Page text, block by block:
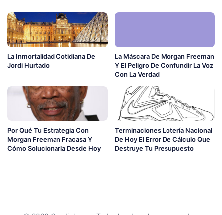
La Inmortalidad Cotidiana De
Jordi Hurtado
La Máscara De Morgan Freeman
Y El Peligro De Confundir La Voz
Con La Verdad
Por Qué Tu Estrategia Con
Morgan Freeman Fracasa Y
Cómo Solucionarla Desde Hoy
Terminaciones Lotería Nacional
De Hoy El Error De Cálculo Que
Destruye Tu Presupuesto